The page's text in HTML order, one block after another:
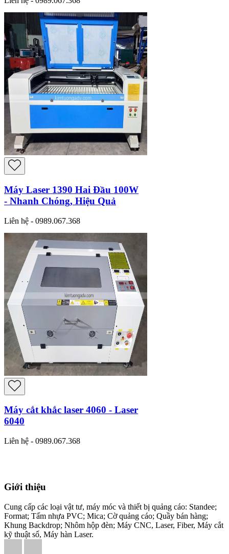
Máy Laser 1390 Hai Đầu 100W
- Nhanh Chóng, Hiệu Quả
Liên hệ - 0989.067.368
Máy cắt khắc laser 4060 - Laser
6040
Liên hệ - 0989.067.368
Giới thiệu
Cung cấp các loại vật tư, máy móc và thiết bị quảng cáo: Standee;
Format; Tấm nhựa PVC; Mica; Cờ quảng cáo; Quầy bán hàng;
Khung Backdrop; Nhôm hộp đèn; Máy CNC, Laser, Fiber, Máy cắt
kỹ thuật số, Máy hàn Laser.